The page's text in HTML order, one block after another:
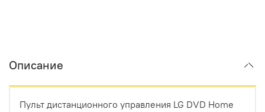
Описание
Пульт дистанционного управления LG DVD Home